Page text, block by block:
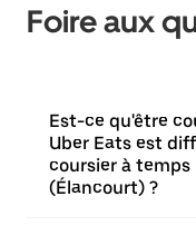
Foire aux
Est-ce qu'être
Uber Eats est
coursier à
(Élancourt) ?